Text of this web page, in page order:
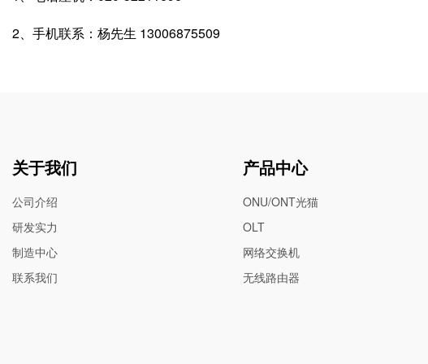
2、手机联系：杨先生 13006875509
关于我们
公司介绍
研发实力
制造中心
联系我们
产品中心
ONU/ONT光猫
OLT
网络交换机
无线路由器